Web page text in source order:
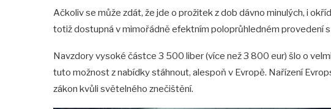
Ačkoliv se může zdát, že jde o prožitek z dob dávno minulých, i
totiž dostupná v mimořádně efektním poloprůhledném provedení
Navzdory vysoké částce 3 500 liber (více než 3 800 eur) šlo o
tuto možnost z nabídky stáhnout, alespoň v Evropě. Nařízení
zákon kvůli světelného znečištění.